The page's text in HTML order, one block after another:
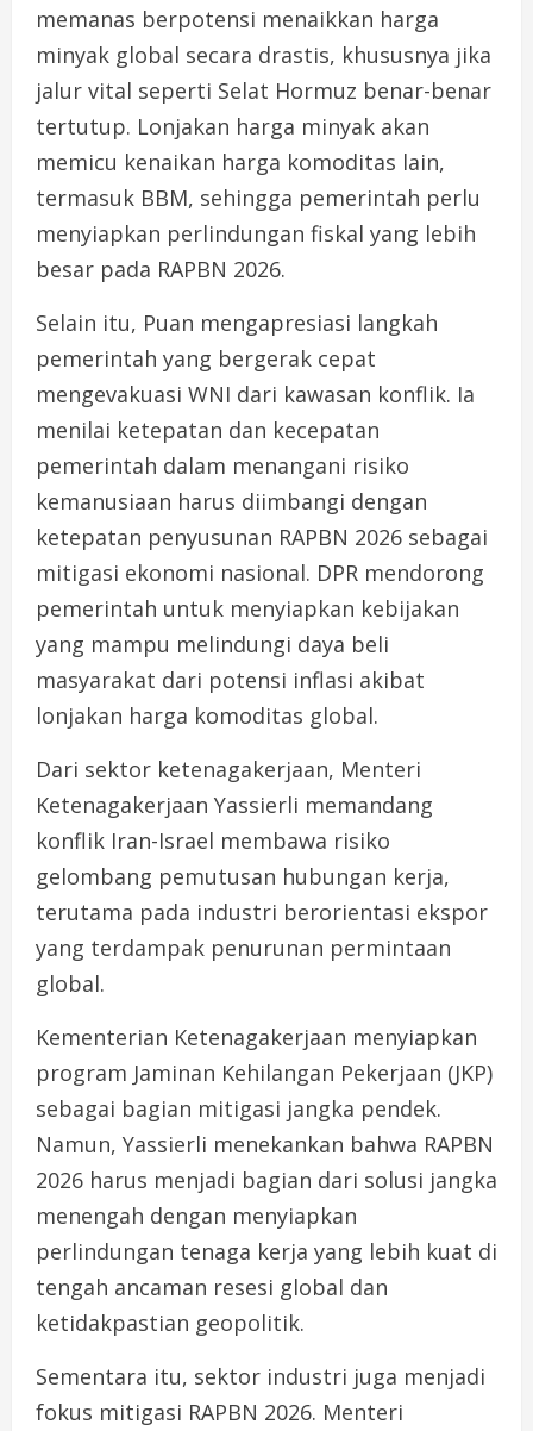
memanas berpotensi menaikkan harga
minyak global secara drastis, khususnya jika
jalur vital seperti Selat Hormuz benar-benar
tertutup. Lonjakan harga minyak akan
memicu kenaikan harga komoditas lain,
termasuk BBM, sehingga pemerintah perlu
menyiapkan perlindungan fiskal yang lebih
besar pada RAPBN 2026.
Selain itu, Puan mengapresiasi langkah
pemerintah yang bergerak cepat
mengevakuasi WNI dari kawasan konflik. Ia
menilai ketepatan dan kecepatan
pemerintah dalam menangani risiko
kemanusiaan harus diimbangi dengan
ketepatan penyusunan RAPBN 2026 sebagai
mitigasi ekonomi nasional. DPR mendorong
pemerintah untuk menyiapkan kebijakan
yang mampu melindungi daya beli
masyarakat dari potensi inflasi akibat
lonjakan harga komoditas global.
Dari sektor ketenagakerjaan, Menteri
Ketenagakerjaan Yassierli memandang
konflik Iran-Israel membawa risiko
gelombang pemutusan hubungan kerja,
terutama pada industri berorientasi ekspor
yang terdampak penurunan permintaan
global.
Kementerian Ketenagakerjaan menyiapkan
program Jaminan Kehilangan Pekerjaan (JKP)
sebagai bagian mitigasi jangka pendek.
Namun, Yassierli menekankan bahwa RAPBN
2026 harus menjadi bagian dari solusi jangka
menengah dengan menyiapkan
perlindungan tenaga kerja yang lebih kuat di
tengah ancaman resesi global dan
ketidakpastian geopolitik.
Sementara itu, sektor industri juga menjadi
fokus mitigasi RAPBN 2026. Menteri